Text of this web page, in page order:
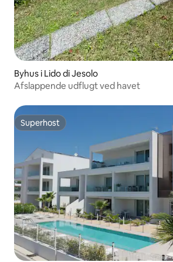
Byhus i Lido di Jesolo
Afslappende udflugt ved havet
Superhost
Superhost